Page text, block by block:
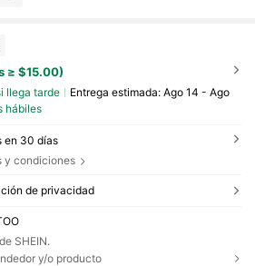
≥ $15.00)
llega tarde Entrega estimada: Ago 14 - Ago
hábiles
en 30 días
y condiciones
de privacidad
SHEIN.
y/o producto